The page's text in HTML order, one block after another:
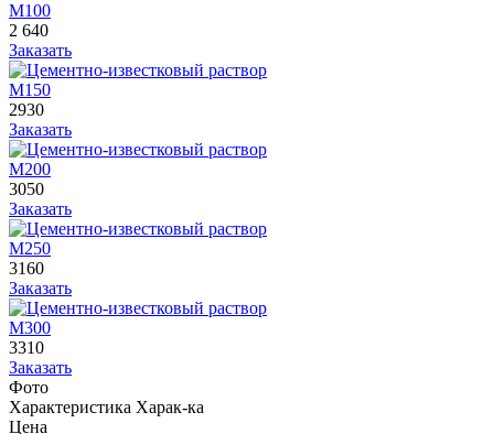
М100
2 640
Заказать
М150
2930
Заказать
М200
3050
Заказать
М250
3160
Заказать
М300
3310
Заказать
Фото
Характеристика Харак-ка
Цена